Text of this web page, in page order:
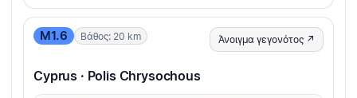
M1.6 Βάθος: 20 km Άνοιγμα γεγονότος ↗
Cyprus · Polis Chrysochous